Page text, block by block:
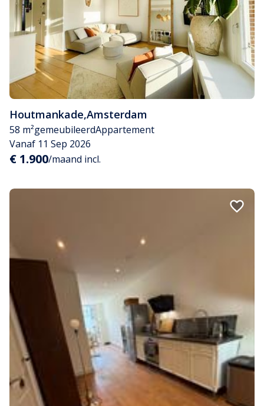
Houtmankade,Amsterdam
58 m²gemeubileerdAppartement
Vanaf 11 Sep 2026
€ 1.900/maand incl.